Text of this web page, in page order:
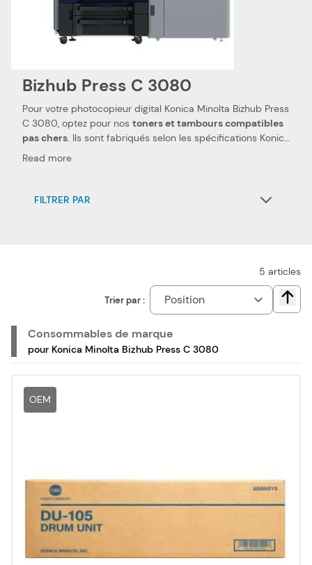
Bizhub Press C 3080
Pour votre photocopieur digital Konica Minolta Bizhub Press
C 3080, optez pour nos toners et tambours compatibles
pas chers. Ils sont fabriqués selon les spécifications Konica
Minolta, ainsi que selon les normes spécifiques. Ceci les
pièces de qualité, qui permettent d'obtenir des
marque Konica Minolta, pour votre photocopieur digital
Konica Minolta Bizhub Press C 3080.
Read more
FILTRER PAR
5 articles
Trier par :
Consommables de marque
pour Konica Minolta Bizhub Press C 3080
OEM